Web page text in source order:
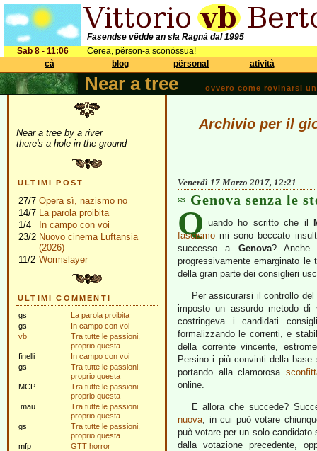
Fasendse vëdde an sla Ragnà dal 1995
Sab 8 - 11:06
Cerea, përson-a sconòssua!
cà
blog përsonal atività
Near a tree ovvero come rovinarsi
Near a tree by a river
there's a hole in the ground
ULTIMI POST
27/7 Opera sì, nazismo no
14/7 La parola proibita
1/4
In campo con voi
23/2 Nuovo cinema Luftansia
(2026)
11/2 Wormslayer
ULTIMI COMMENTI
gs
La parola proibita
gs
In campo con voi
vb
Tra tutte le passioni,
proprio questa
finelli
In campo con voi
gs
Tra tutte le passioni,
proprio questa
MCP
Tra tutte le passioni,
proprio questa
.mau.
Tra tutte le passioni,
proprio questa
gs
Tra tutte le passioni,
proprio questa
mfp
GTT horror
Archivio per il
Venerdì 17 Marzo 2017, 12:21
Genova senza le
Q uando ho scritto che il
fascismo mi sono beccato
successo a Genova? Anche
progressivamente emarginato le
della gran parte dei consiglieri
Per assicurarsi il controllo
imposto un assurdo metodo
costringeva i candidati
formalizzando le correnti, e
della corrente vincente,
Persino i più convinti della base
portando alla clamorosa
online.
E allora che succede?
nuova, in cui può votare
può votare per un solo
dalla votazione precedente,